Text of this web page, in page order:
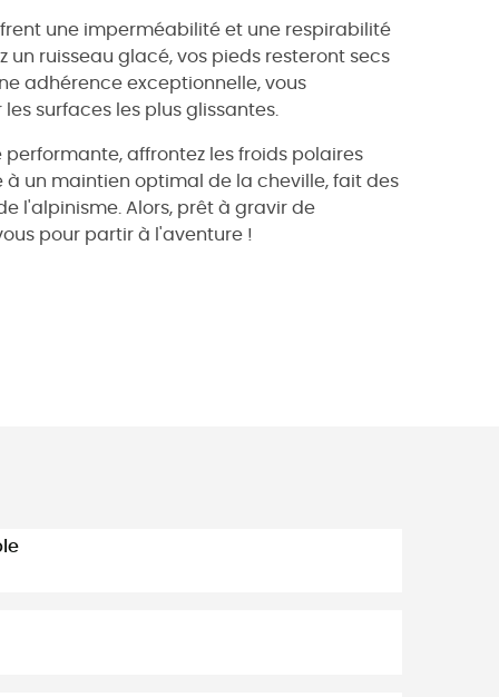
une imperméabilité et une respirabilité
un ruisseau glacé, vos pieds resteront secs
adhérence exceptionnelle, vous
surfaces les plus glissantes.
affrontez les froids polaires
à un maintien optimal de la cheville, fait des
l'alpinisme. Alors, prêt à gravir de
pour partir à l'aventure !